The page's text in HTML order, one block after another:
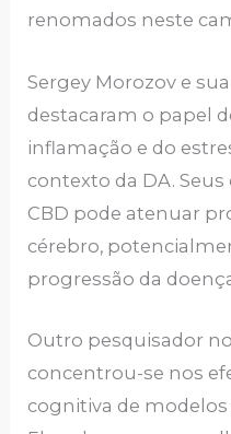
renomados neste
Sergey Morozov e
destacaram o papel
inflamação e do
contexto da DA.
CBD pode atenuar
cérebro,
progressão da
Outro pesquisador
concentrou-se nos
cognitiva de modelos